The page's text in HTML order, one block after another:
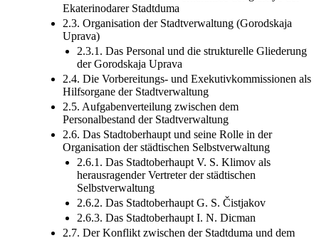
2.2. Die Verwandtschaftsverhältnisse der glasnye der
Ekaterinodarer Stadtduma
2.3. Organisation der Stadtverwaltung (Gorodskaja
Uprava)
2.3.1. Das Personal und die strukturelle Gliederung
der Gorodskaja Uprava
2.4. Die Vorbereitungs- und Exekutivkommissionen als
Hilfsorgane der Stadtverwaltung
2.5. Aufgabenverteilung zwischen dem
Personalbestand der Stadtverwaltung
2.6. Das Stadtoberhaupt und seine Rolle in der
Organisation der städtischen Selbstverwaltung
2.6.1. Das Stadtoberhaupt V. S. Klimov als
herausragender Vertreter der städtischen
Selbstverwaltung
2.6.2. Das Stadtoberhaupt G. S. Čistjakov
2.6.3. Das Stadtoberhaupt I. N. Dicman